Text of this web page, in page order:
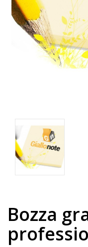
Bozza